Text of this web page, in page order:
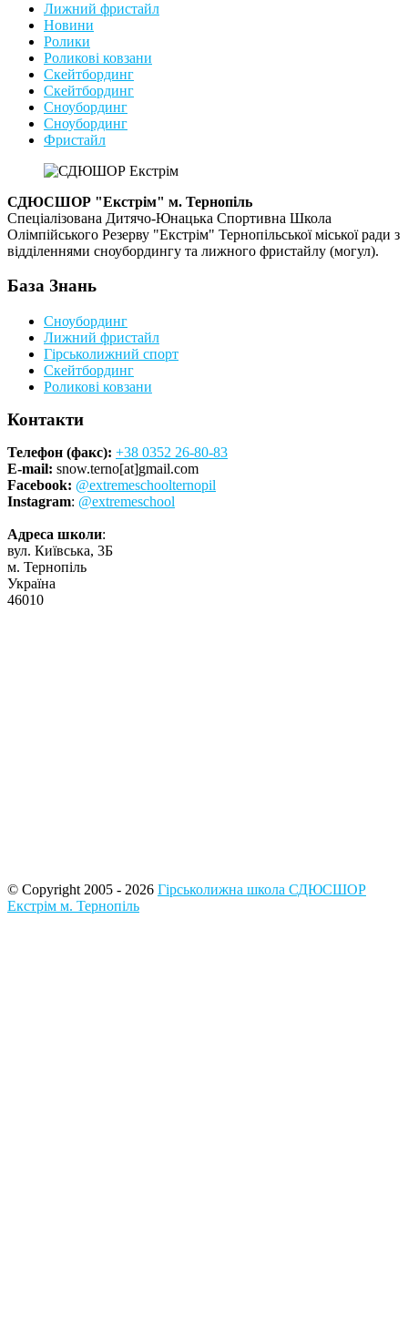
Лижний фристайл
Новини
Ролики
Роликові ковзани
Скейтбординг
Скейтбординг
Сноубординг
Сноубординг
Фристайл
СДЮСШОР "Екстрім" м. Тернопіль
Спеціалізована Дитячо-Юнацька Спортивна Школа
Олімпійського Резерву "Екстрім" Тернопільської міської ради з
відділеннями сноубордингу та лижного фристайлу (могул).
База Знань
Сноубординг
Лижний фристайл
Гірськолижний спорт
Скейтбординг
Роликові ковзани
Контакти
Телефон (факс): +38 0352 26-80-83
E-mail: snow.terno[at]gmail.com
Facebook: @extremeschoolternopil
Instagram: @extremeschool
Адреса школи:
вул. Київська, 3Б
м. Тернопіль
Україна
46010
© Copyright 2005 - 2026 Гірськолижна школа СДЮСШОР
Екстрім м. Тернопіль